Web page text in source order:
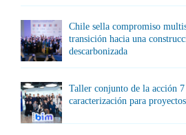
Chile sella compromiso
transición hacia una
descarbonizada
Taller conjunto de la acción
caracterización para